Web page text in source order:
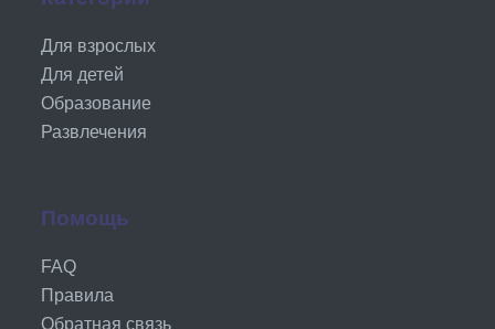
Для взрослых
Для детей
Образование
Развлечения
Помощь
FAQ
Правила
Обратная связь